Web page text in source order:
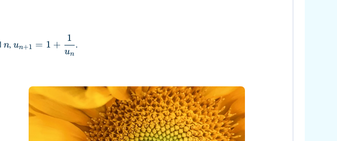
n, un+1 = 1 +
un
1
.